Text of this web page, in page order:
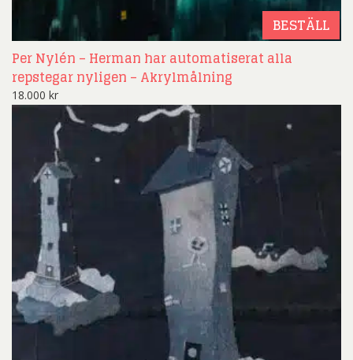
BESTÄLL
Per Nylén – Herman har automatiserat alla
repstegar nyligen – Akrylmålning
18.000 kr